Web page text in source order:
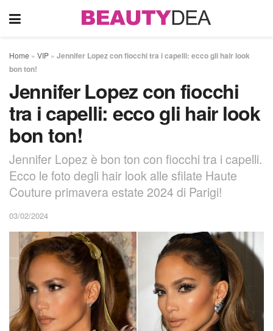
Home » VIP » Jennifer Lopez con fiocchi tra i capelli: ecco gli hair look
bon ton!
Jennifer Lopez con fiocchi
tra i capelli: ecco gli hair look
bon ton!
Jennifer Lopez è bon ton con fiocchi tra i capelli.
Ecco le foto degli hair look alle sfilate Haute
Couture primavera estate 2024 di Parigi!
03/02/2024